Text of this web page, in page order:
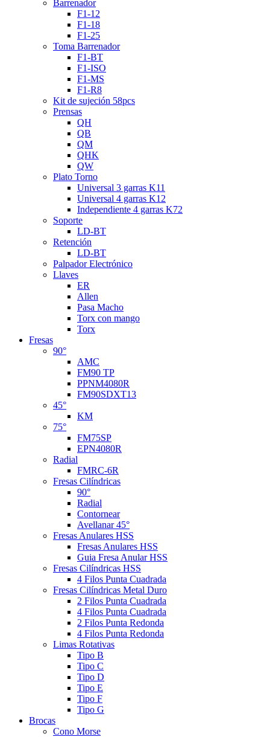
Barrenador
F1-12
F1-18
F1-25
Toma Barrenador
F1-BT
F1-ISO
F1-MS
F1-R8
Kit de sujeción 58pcs
Prensas
QH
QB
QM
QHK
QW
Plato Torno
Universal 3 garras K11
Universal 4 garras K12
Independiente 4 garras K72
Soporte
LD-BT
Retención
LD-BT
Palpador Electrónico
Llaves
ER
Allen
Pasa Macho
Torx con mango
Torx
Fresas
90°
AMC
FM90 TP
PPNM4080R
FM90SDXT13
45°
KM
75°
FM75SP
EPN4080R
Radial
FMRC-6R
Fresas Cilíndricas
90°
Radial
Contornear
Avellanar 45°
Fresas Anulares HSS
Fresas Anulares HSS
Guia Fresa Anular HSS
Fresas Cilíndricas HSS
4 Filos Punta Cuadrada
Fresas Cilíndricas Metal Duro
2 Filos Punta Cuadrada
4 Filos Punta Cuadrada
2 Filos Punta Redonda
4 Filos Punta Redonda
Limas Rotativas
Tipo B
Tipo C
Tipo D
Tipo E
Tipo F
Tipo G
Brocas
Cono Morse